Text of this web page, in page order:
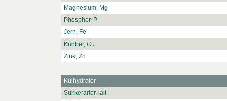
Magnesium, Mg
Phosphor, P
Jern, Fe
Kobber, Cu
Zink, Zn
Kulhydrater
Sukkerarter, ialt